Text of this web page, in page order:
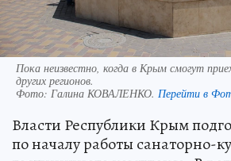
Пока неизвестно, когда в Крым смогут
других регионов.
Фото: Галина КОВАЛЕНКО. Перейти в
Власти Республики Крым
по началу работы санаторно-